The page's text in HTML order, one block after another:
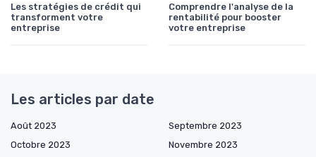
Les stratégies de crédit qui
transforment votre
entreprise
Comprendre l'analyse de la
rentabilité pour booster
votre entreprise
Les articles par date
Août 2023
Septembre 2023
Octobre 2023
Novembre 2023